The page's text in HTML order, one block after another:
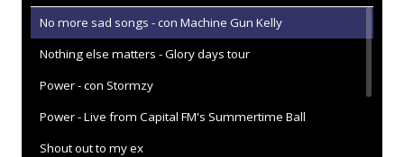
No more sad songs - con Machine Gun Kelly
Nothing else matters - Glory days tour
Power - con Stormzy
Power - Live from Capital FM's Summertime Ball
Shout out to my ex